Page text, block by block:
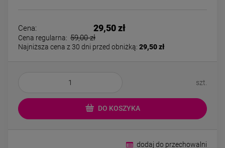
Cena: 29,50 zł
Cena regularna: 59,00 zł
Najniższa cena z 30 dni przed obniżką: 29,50 zł
szt.
DO KOSZYKA
dodaj do przechowalni